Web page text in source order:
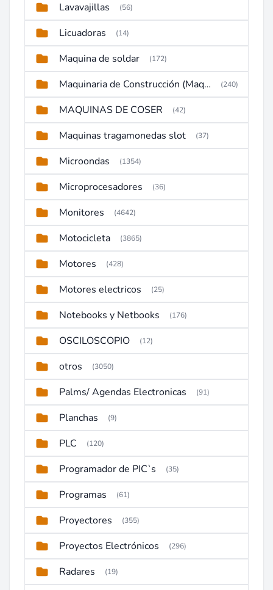
Lavavajillas (56)
Licuadoras (14)
Maquina de soldar (172)
Maquinaria de Construcción (Maquinaria Pesada) (240)
MAQUINAS DE COSER (42)
Maquinas tragamonedas slot (37)
Microondas (1354)
Microprocesadores (36)
Monitores (4642)
Motocicleta (3865)
Motores (428)
Motores electricos (25)
Notebooks y Netbooks (176)
OSCILOSCOPIO (12)
otros (3050)
Palms/ Agendas Electronicas (91)
Planchas (9)
PLC (120)
Programador de PIC`s (35)
Programas (61)
Proyectores (355)
Proyectos Electrónicos (296)
Radares (19)